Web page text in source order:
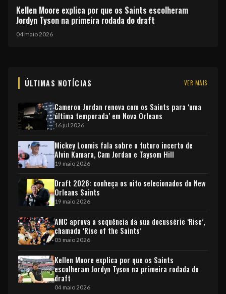
Kellen Moore explica por que os Saints escolheram
Jordyn Tyson na primeira rodada do draft
04 maio 2026
ÚLTIMAS NOTÍCIAS VER MAIS
Cameron Jordan renova com os Saints para ‘uma
última temporada’ em Nova Orleans
16 jul 2026
Mickey Loomis fala sobre o futuro incerto de
Alvin Kamara, Cam Jordan e Taysom Hill
19 maio 2026
Draft 2026: conheça os oito selecionados do New
Orleans Saints
19 maio 2026
AMC aprova a sequência da sua docussérie ‘Rise’,
chamada ‘Rise of the Saints’
05 maio 2026
Kellen Moore explica por que os Saints
escolheram Jordyn Tyson na primeira rodada do
draft
04 maio 2026